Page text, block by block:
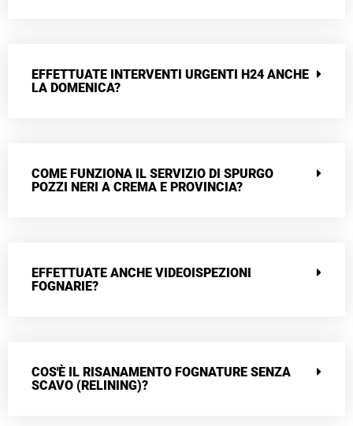
EFFETTUATE INTERVENTI URGENTI H24 ANCHE
LA DOMENICA?
COME FUNZIONA IL SERVIZIO DI SPURGO
POZZI NERI A CREMA E PROVINCIA?
EFFETTUATE ANCHE VIDEOISPEZIONI
FOGNARIE?
COS'È IL RISANAMENTO FOGNATURE SENZA
SCAVO (RELINING)?